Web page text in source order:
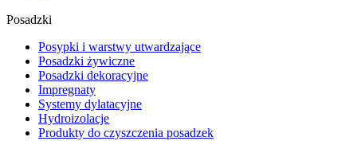
Posadzki
Posypki i warstwy utwardzające
Posadzki żywiczne
Posadzki dekoracyjne
Impregnaty
Systemy dylatacyjne
Hydroizolacje
Produkty do czyszczenia posadzek